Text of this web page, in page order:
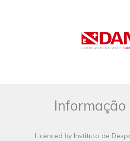
Informação
Licenced by Instituto de